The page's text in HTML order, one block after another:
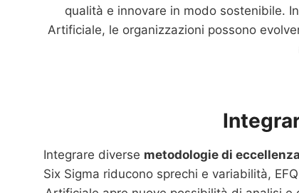
qualità e innovare in modo sostenibile.
Artificiale, le organizzazioni possono
Integrare diverse metodologie di
Six Sigma riducono sprechi e variabilità,